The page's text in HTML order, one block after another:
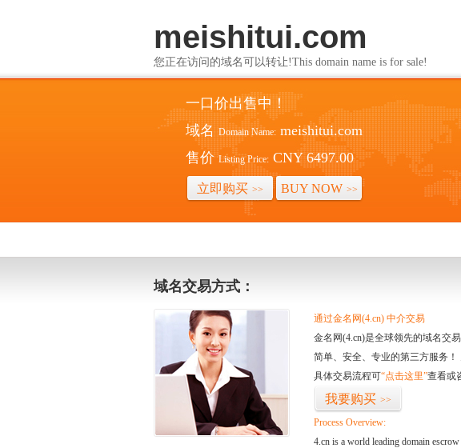
meishitui.com
您正在访问的域名可以转让!This domain name is for sale!
一口价出售中！
域名 Domain Name: meishitui.com
售价 Listing Price: CNY 6497.00
立即购买 >> BUY NOW >>
域名交易方式：
通过金名网(4.cn) 中介交易
金名网(4.cn)是全球领先的域名交
简单、安全、专业的第三方服务！
具体交易流程可“点击这里”查看或
我要购买 >>
Process Overview:
4.cn is a world leading domain